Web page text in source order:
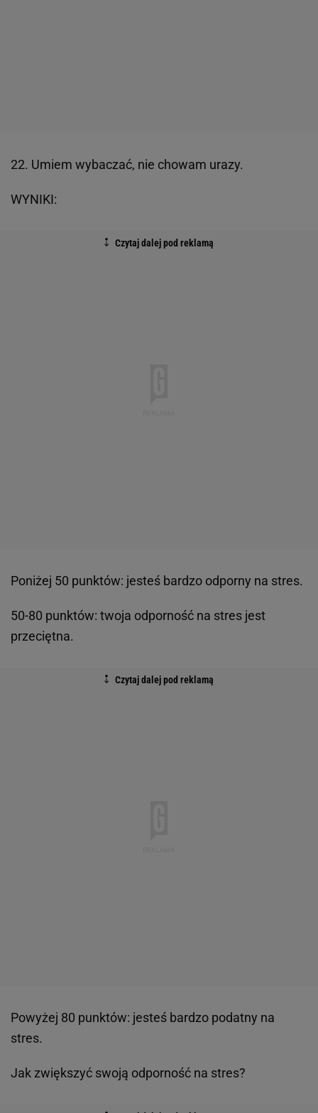
22. Umiem wybaczać, nie chowam urazy.
WYNIKI:
Poniżej 50 punktów: jesteś bardzo odporny na stres.
50-80 punktów: twoja odporność na stres jest
przeciętna.
Powyżej 80 punktów: jesteś bardzo podatny na
stres.
Jak zwiększyć swoją odporność na stres?